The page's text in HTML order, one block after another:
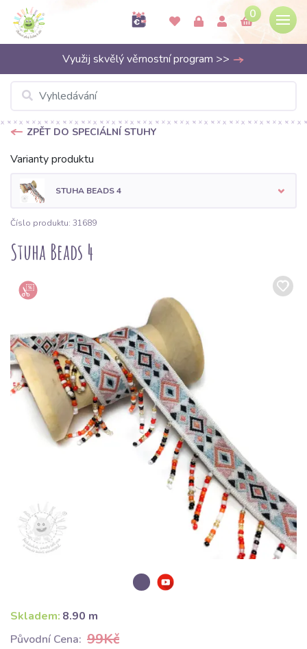
0
Využij skvělý věrnostní program >>
ZPĚT DO SPECIÁLNÍ STUHY
Varianty produktu
STUHA BEADS 4
Číslo produktu: 31689
Stuha Beads 4
Skladem: 8.90 m
Původní Cena: 99Kč